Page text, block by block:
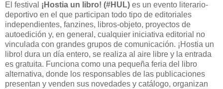
El festival ¡Hostia un libro! (#HUL) es un evento literario-
deportivo en el que participan todo tipo de editoriales
independientes, fanzines, libros-objeto, proyectos de
autoedición y, en general, cualquier iniciativa editorial no
vinculada con grandes grupos de comunicación. ¡Hostia un
libro! dura un día entero, se realiza al aire libre y la entrada
es gratuita. Funciona como una pequeña feria del libro
alternativa, donde los responsables de las publicaciones
presentan y venden sus novedades y catálogo, organizan